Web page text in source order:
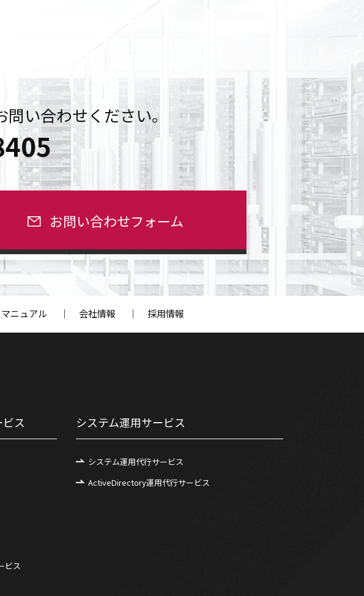
い合わせください。
お問い合わせフォーム
マニュアル ｜ 会社情報 ｜ 採用情報
ス
ビス
システム運用サービス
システム運用代行サービス
ActiveDirectory運用代行サービス